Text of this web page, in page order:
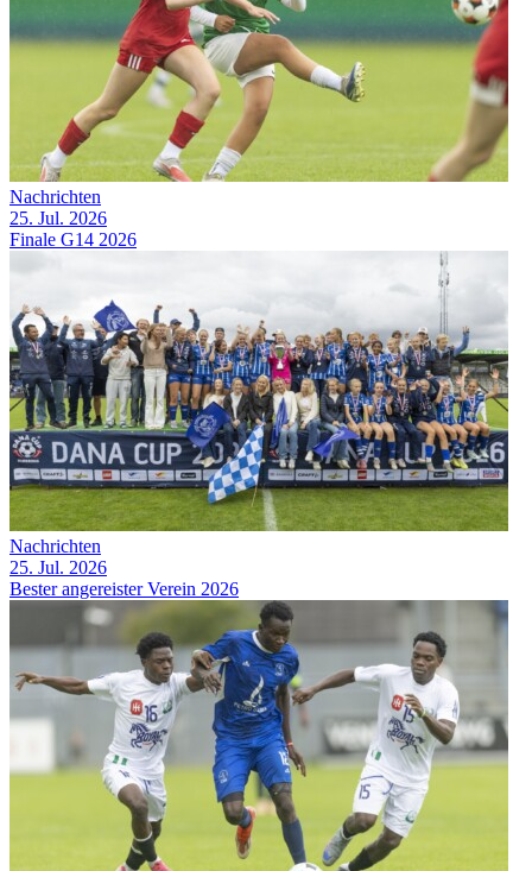
Nachrichten
25. Jul. 2026
Finale G14 2026
Nachrichten
25. Jul. 2026
Bester angereister Verein 2026